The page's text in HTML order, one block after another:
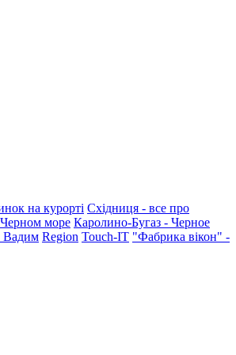
на курорті Східниця - все про
море Каролино-Бугаз - Черное
Вадим Region Touch-IT "Фабрика вікон" -